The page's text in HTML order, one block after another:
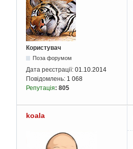
Користувач
Поза форумом
Дата реєстрації: 01.10.2014
Повідомлень: 1 068
Репутація: 805
koala